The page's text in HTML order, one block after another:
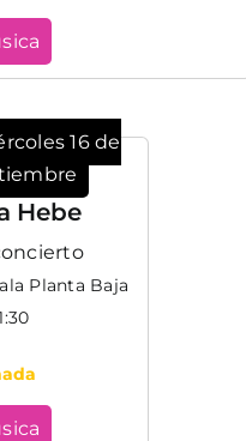
16 de
Hebe
Planta Baja